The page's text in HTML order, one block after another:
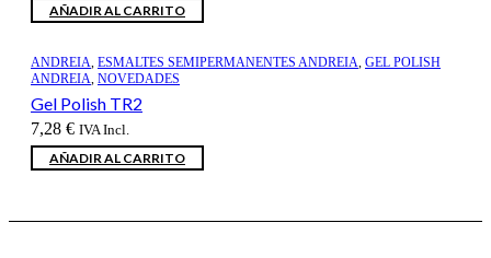
AÑADIR AL CARRITO
ANDREIA, ESMALTES SEMIPERMANENTES ANDREIA, GEL POLISH
ANDREIA, NOVEDADES
Gel Polish TR2
7,28 € IVA Incl.
AÑADIR AL CARRITO